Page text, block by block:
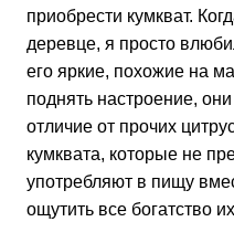
приобрести кумкват.
деревце, я просто
его яркие, похожие на
поднять настроение,
отличие от прочих
кумквата, которые не
употребляют в пищу
ощутить все богатство